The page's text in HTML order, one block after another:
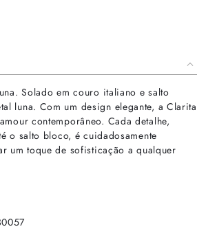
Solado em couro italiano e salto
luna. Com um design elegante, a Clarita
contemporâneo. Cada detalhe,
o salto bloco, é cuidadosamente
um toque de sofisticação a qualquer